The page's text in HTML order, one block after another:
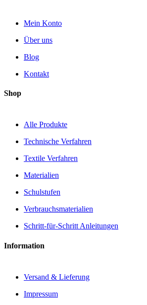
Mein Konto
Über uns
Blog
Kontakt
Shop
Alle Produkte
Technische Verfahren
Textile Verfahren
Materialien
Schulstufen
Verbrauchsmaterialien
Schritt-für-Schritt Anleitungen
Information
Versand & Lieferung
Impressum